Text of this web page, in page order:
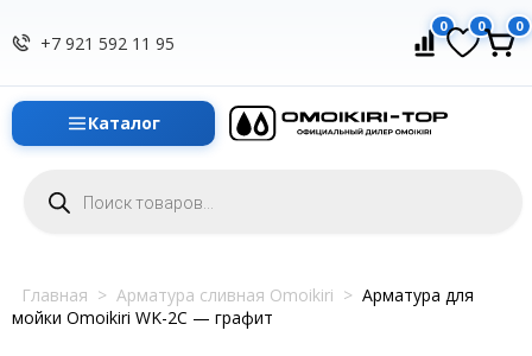
+7 921 592 11 95
0 0 0
Каталог
товаров
Главная > Арматура сливная Omoikiri > Арматура для
мойки Omoikiri WK-2C — графит